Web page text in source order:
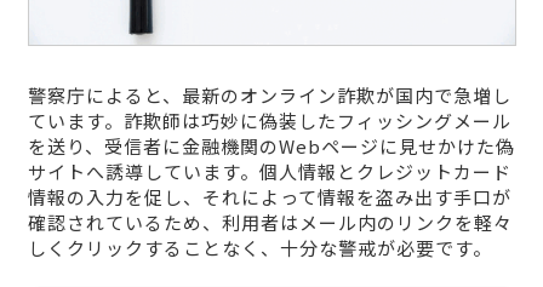
警察庁によると、最新のオンライン詐欺が国内で急増し
ています。詐欺師は巧妙に偽装したフィッシングメール
を送り、受信者に金融機関のWebページに見せかけた偽
サイトへ誘導しています。個人情報とクレジットカード
情報の入力を促し、それによって情報を盗み出す手口が
確認されているため、利用者はメール内のリンクを軽々
しくクリックすることなく、十分な警戒が必要です。